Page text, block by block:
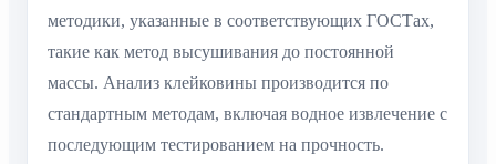
методики, указанные в соответствующих ГОСТах,
такие как метод высушивания до постоянной
массы. Анализ клейковины производится по
стандартным методам, включая водное извлечение с
последующим тестированием на прочность.